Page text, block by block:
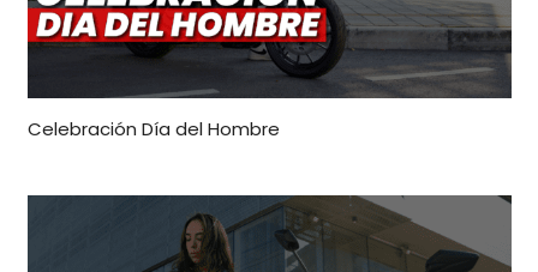
Celebración Día del Hombre